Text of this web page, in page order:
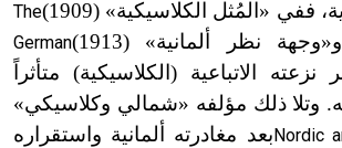
ففي «المُثل الكلاسيكية» (1909
)
The
«وجهة نظر ألمانية» (1913
)
German
نزعته الاتباعية (الكلاسيكية) متأثراً
وتلا ذلك مؤلفه «شمالي وكلاسيكي»
Nordic بعد مغادرته ألمانية واستقراره